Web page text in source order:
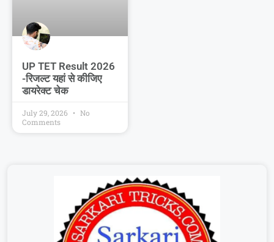
UP TET Result 2026
-रिजल्ट यहां से कीजिए
डायरेक्ट चेक
July 29, 2026
No
Comments